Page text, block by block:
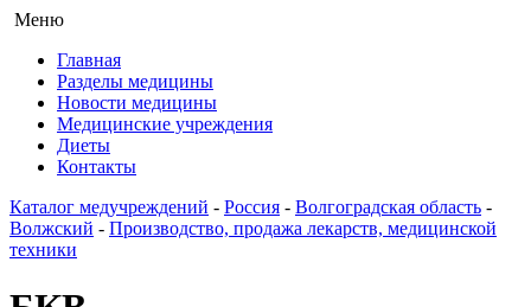
Меню
Главная
Разделы медицины
Новости медицины
Медицинские учреждения
Диеты
Контакты
Каталог медучреждений - Россия - Волгоградская область -
Волжский - Производство, продажа лекарств, медицинской
техники